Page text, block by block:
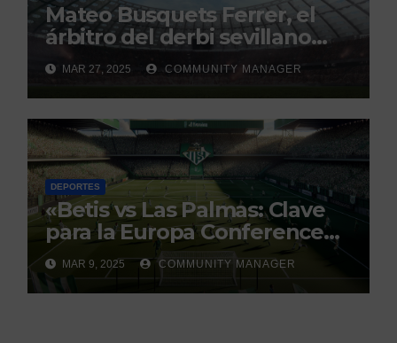
Mateo Busquets Ferrer, el
árbitro del derbi sevillano
con un historial que genera
debate
MAR 27, 2025 COMMUNITY MANAGER
DEPORTES
«Betis vs Las Palmas: Clave
para la Europa Conference
League»
MAR 9, 2025 COMMUNITY MANAGER